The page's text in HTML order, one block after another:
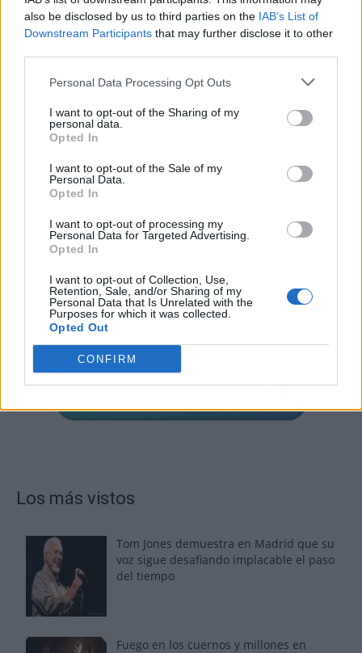
also be disclosed by us to third parties on the IAB’s List of
Downstream Participants that may further disclose it to other
Personal Data Processing Opt Outs
I want to opt-out of the Sharing of my
personal data.
Opted In
I want to opt-out of the Sale of my
Personal Data.
Opted In
I want to opt-out of processing my
Personal Data for Targeted Advertising.
Opted In
I want to opt-out of Collection, Use,
Retention, Sale, and/or Sharing of my
Personal Data that Is Unrelated with the
Purposes for which it was collected.
Opted Out
CONFIRM
Publicidad
Los más vistos
Tom Jones demuestra en Madrid que su
voz sigue desafiando implacable el paso
del tiempo
Fuego en los cuernos y millones en